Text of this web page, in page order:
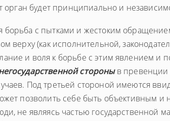
орган будет принципиально и
с пытками и жестоким
верху (как исполнительной,
и воля к борьбе с этим явлением и
стороныв превенции
Под третьей стороной имеются
позволить себе быть объективным и
не являясь частью